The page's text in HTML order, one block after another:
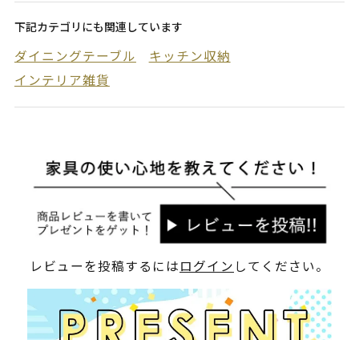
下記カテゴリにも関連しています
ダイニングテーブル
キッチン収納
インテリア雑貨
レビューを投稿するにはログイン してください。